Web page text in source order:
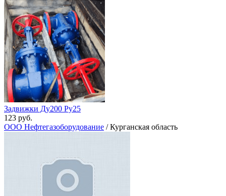
Задвижки Ду200 Ру25
123 руб.
ООО Нефтегазоборудование / Курганская область